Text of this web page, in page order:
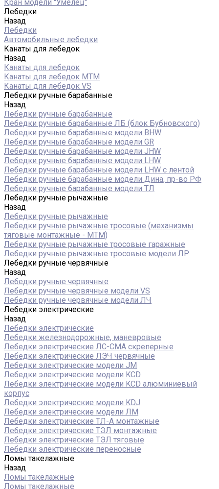
Кран модели "Умелец"
Лебедки
Назад
Лебедки
Автомобильные лебедки
Канаты для лебедок
Назад
Канаты для лебедок
Канаты для лебедок MTM
Канаты для лебедок VS
Лебедки ручные барабанные
Назад
Лебедки ручные барабанные
Лебедки ручные барабанные ЛБ (блок Бубновского)
Лебедки ручные барабанные модели BHW
Лебедки ручные барабанные модели GR
Лебедки ручные барабанные модели JHW
Лебедки ручные барабанные модели LHW
Лебедки ручные барабанные модели LHW c лентой
Лебедки ручные барабанные модели Дина, пр-во РФ
Лебедки ручные барабанные модели ТЛ
Лебедки ручные рычажные
Назад
Лебедки ручные рычажные
Лебедки ручные рычажные тросовые (механизмы
тяговые монтажные - МТМ)
Лебедки ручные рычажные тросовые гаражные
Лебедки ручные рычажные тросовые модели ЛР
Лебедки ручные червячные
Назад
Лебедки ручные червячные
Лебедки ручные червячные модели VS
Лебедки ручные червячные модели ЛЧ
Лебедки электрические
Назад
Лебедки электрические
Лебедки железнодорожные, маневровые
Лебедки электрические ЛС-СМА скреперные
Лебедки электрические ЛЭЧ червячные
Лебедки электрические модели JM
Лебедки электрические модели KCD
Лебедки электрические модели KCD алюминиевый
корпус
Лебедки электрические модели KDJ
Лебедки электрические модели ЛМ
Лебедки электрические ТЛ-А монтажные
Лебедки электрические ТЭЛ монтажные
Лебедки электрические ТЭЛ тяговые
Лебедки электрические переносные
Ломы такелажные
Назад
Ломы такелажные
Ломы такелажные